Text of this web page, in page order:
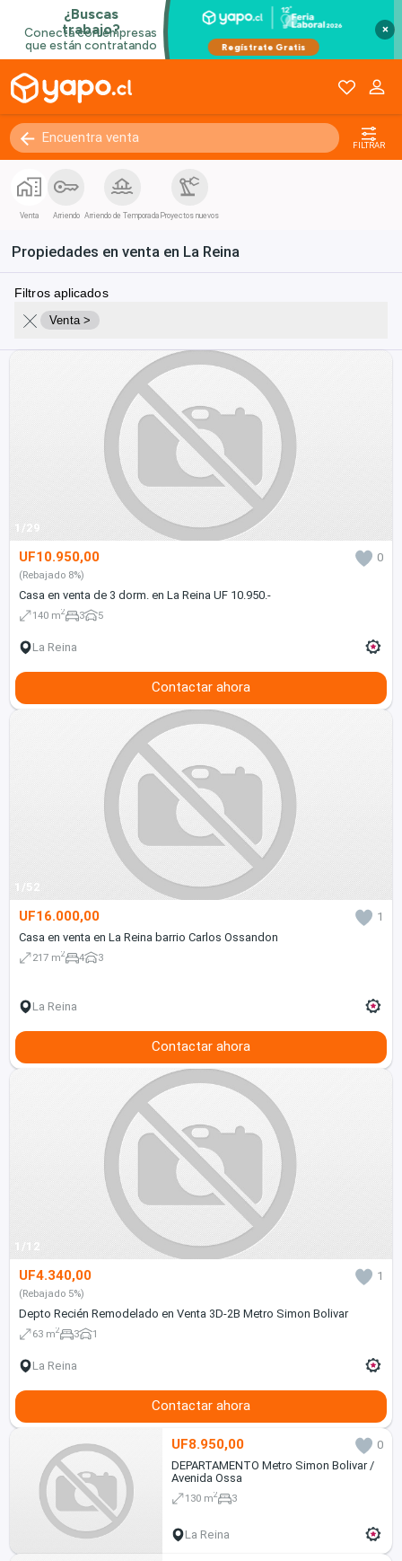
×
FILTRAR
Venta Arriendo Arriendo de Temporada Proyectos nuevos
Propiedades en venta en La Reina
Filtros aplicados
Venta >
1/29
UF10.950,00 0
(Rebajado 8%)
Casa en venta de 3 dorm. en La Reina UF 10.950.-
140 m2 3 5
La Reina
Contactar ahora
1/52
UF16.000,00
1
Casa en venta en La Reina barrio Carlos Ossandon
217 m2 4 3
La Reina
Contactar ahora
1/12
UF4.340,00 1
(Rebajado 5%)
Depto Recién Remodelado en Venta 3D-2B Metro Simon Bolivar
63 m2 3 1
La Reina
Contactar ahora
UF8.950,00
0
DEPARTAMENTO Metro Simon Bolivar /
Avenida Ossa
130 m2 3
La Reina